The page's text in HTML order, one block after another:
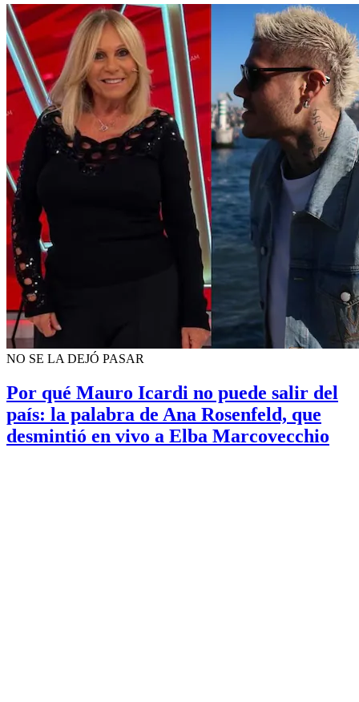
NO SE LA DEJÓ PASAR
Por qué Mauro Icardi no puede salir del
país: la palabra de Ana Rosenfeld, que
desmintió en vivo a Elba Marcovecchio